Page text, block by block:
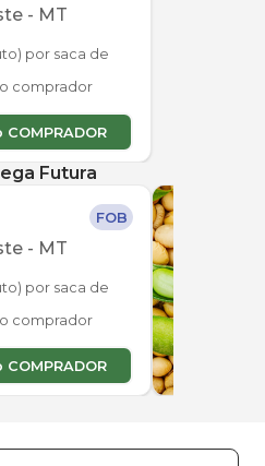
- MT
por saca de
comprador
Futura
FOB
- MT
por saca de
comprador